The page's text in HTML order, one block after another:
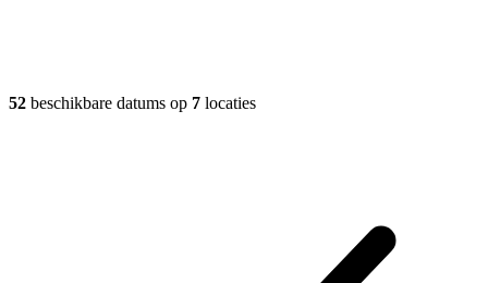
52 beschikbare datums op 7 locaties